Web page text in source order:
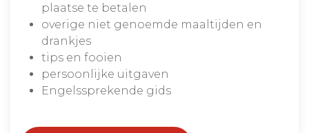
plaatse te betalen
overige niet genoemde maaltijden en
drankjes
tips en fooien
persoonlijke uitgaven
Engelssprekende gids